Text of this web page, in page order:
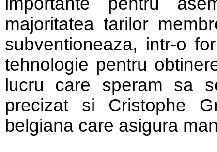
majoritatea tarilor
subventioneaza, intr-o
tehnologie pentru
lucru care speram sa
precizat si Cristophe
belgiana care asigura